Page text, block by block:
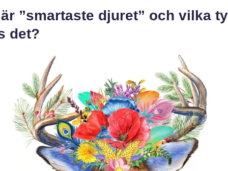
”smartaste djuret” och vilka
det?